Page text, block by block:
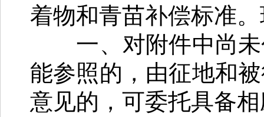
着物和青苗补偿标准
一、对附件中尚未
能参照的，由征地和
意见的，可委托具备